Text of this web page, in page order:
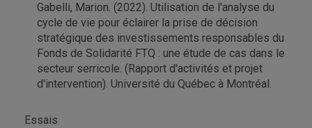
Gabelli, Marion. (2022). Utilisation de l'analyse du
cycle de vie pour éclairer la prise de décision
stratégique des investissements responsables du
Fonds de Solidarité FTQ : une étude de cas dans le
secteur serricole. (Rapport d'activités et projet
d'intervention). Université du Québec à Montréal.
Essais